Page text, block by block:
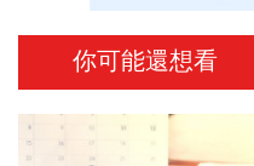
你可能還想看